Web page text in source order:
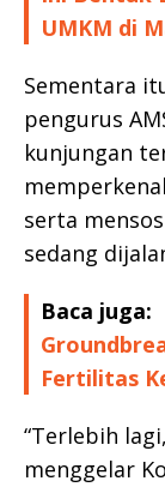
UMKM di
Sementara
pengurus
kunjungan
serta
sedang
Baca juga:
Fertilitas
“Terlebih
menggelar